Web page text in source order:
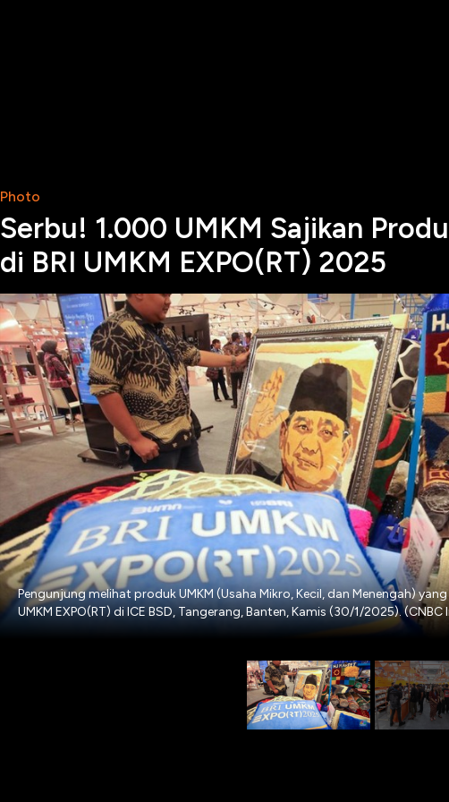
Photo
Serbu! 1.000 UMKM Sajikan
di BRI UMKM EXPO(RT) 2025
Pengunjung melihat produk UMKM (Usaha Mikro, Kecil, dan Menengah)
UMKM EXPO(RT) di ICE BSD, Tangerang, Banten, Kamis (30/1/2025).